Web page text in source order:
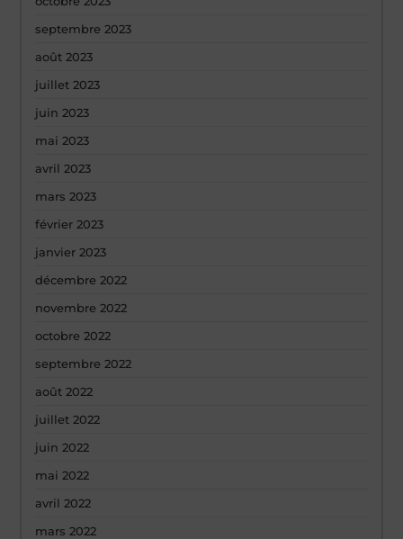
septembre 2023
août 2023
juillet 2023
juin 2023
mai 2023
avril 2023
mars 2023
février 2023
janvier 2023
décembre 2022
novembre 2022
octobre 2022
septembre 2022
août 2022
juillet 2022
juin 2022
mai 2022
avril 2022
mars 2022